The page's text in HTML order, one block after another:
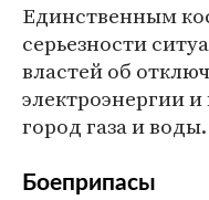
Единственным
серьезности
властей об
электроэнергии
город газа и воды.
Боеприпасы